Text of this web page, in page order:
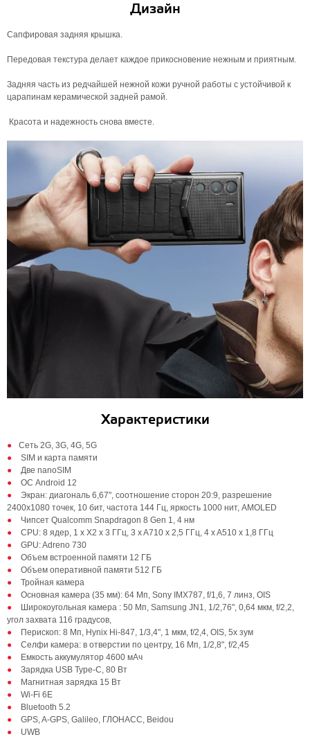
Дизайн
Сапфировая задняя крышка.
Передовая текстура делает каждое прикосновение нежным и приятным.
Задняя часть из редчайшей нежной кожи ручной работы с устойчивой к
царапинам керамической задней рамой.
Красота и надежность снова вместе.
Характеристики
Cеть 2G, 3G, 4G, 5G
SIM и карта памяти
Две nanoSIM
ОС Android 12
Экран: диагональ 6,67", соотношение сторон 20:9, разрешение
2400х1080 точек, 10 бит, частота 144 Гц, яркость 1000 нит, AMOLED
Чипсет Qualcomm Snapdragon 8 Gen 1, 4 нм
CPU: 8 ядер, 1 x X2 x 3 ГГц, 3 x A710 x 2,5 ГГц, 4 x A510 x 1,8 ГГц
GPU: Adreno 730
Объем встроенной памяти 12 ГБ
Объем оперативной памяти 512 ГБ
Тройная камера
Основная камера (35 мм): 64 Мп, Sony IMX787, f/1,6, 7 линз, OIS
Широкоугольная камера : 50 Мп, Samsung JN1, 1/2,76", 0,64 мкм, f/2,2,
угол захвата 116 градусов,
Перископ: 8 Мп, Hynix Hi-847, 1/3,4", 1 мкм, f/2,4, OIS, 5х зум
Селфи камера: в отверстии по центру, 16 Мп, 1/2,8", f/2,45
Емкость аккумулятор 4600 мАч
Зарядка USB Type-C, 80 Вт
Магнитная зарядка 15 Вт
Wi-Fi 6E
Bluetooth 5.2
GPS, A-GPS, Galileo, ГЛОНАСС, Beidou
UWB